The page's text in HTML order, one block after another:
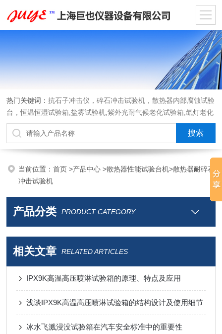
热门关键词：抗石子冲击仪，碎石冲击试验机，散热器内部腐蚀试验
台，恒温恒湿试验箱,盐雾试验机,紫外光耐气候老化试验箱,氙灯老化
试验箱，沙尘试验箱，淋雨试验箱，汽车内饰材料燃烧试验机
当前位置：首页>产品中心>散热器性能试验台机>散热器耐碎石
冲击试验机
产品分类 PRODUCT CATEGORY
相关文章 RELATED ARTICLES
IPX9K高温高压喷淋试验箱的原理、特点及应用
浅谈IPX9K高温高压喷淋试验箱的结构设计及使用细节
冰水飞溅浸没试验箱在汽车安全标准中的重要性